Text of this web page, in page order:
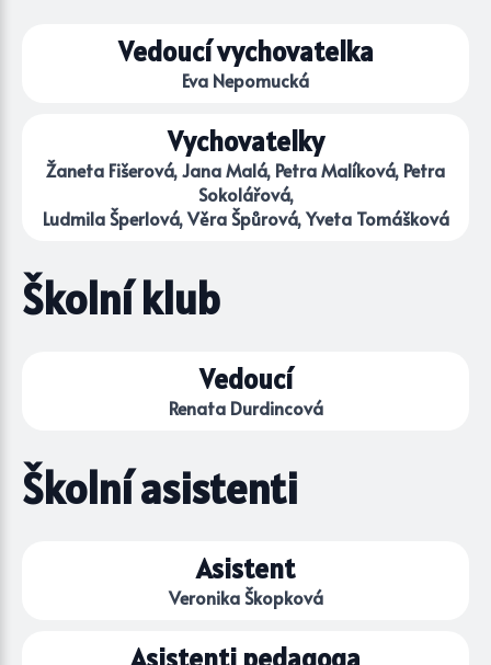
Vedoucí vychovatelka
Eva Nepomucká
Vychovatelky
Žaneta Fišerová, Jana Malá, Petra Malíková, Petra
Sokolářová,
Ludmila Šperlová, Věra Špůrová, Yveta Tomášková
Školní klub
Vedoucí
Renata Durdincová
Školní asistenti
Asistent
Veronika Škopková